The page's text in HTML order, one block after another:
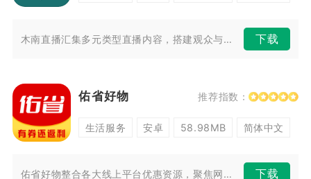
木南直播汇集多元类型直播内容，搭建观众与主播实时互动的线上空间。平台划... 下载
佑省好物 推荐指数：
生活服务 安卓 58.98MB 简体中文
佑省好物整合各大线上平台优惠资源，聚焦网购领券、购物返利两大核心功能，... 下载